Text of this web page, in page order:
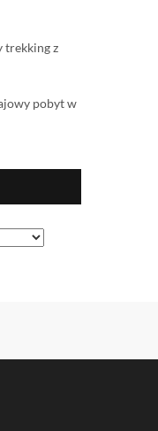
trekking z
pobyt w